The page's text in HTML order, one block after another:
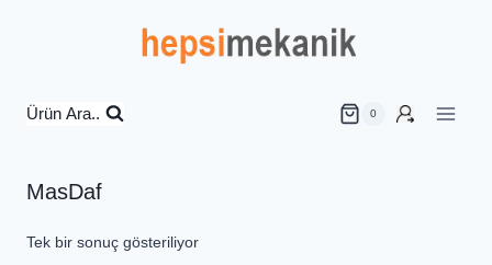
Ürün Ara.. 0
MasDaf
Tek bir sonuç gösteriliyor